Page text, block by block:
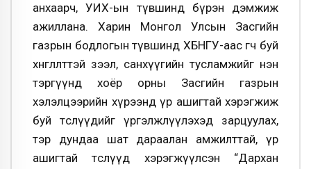
анхаарч, УИХ-ын түвшинд бүрэн дэмжиж
ажиллана. Харин Монгол Улсын Засгийн
газрын бодлогын түвшинд ХБНГУ-аас өгч буй
хөнгөлөлттэй зээл, санхүүгийн тусламжийг нэн
тэргүүнд хоёр орны Засгийн газрын
хэлэлцээрийн хүрээнд үр ашигтай хэрэгжиж
буй төслүүдийг үргэлжлүүлэхэд зарцуулах,
тэр дундаа шат дараалан амжилттай, үр
ашигтай төслүүд хэрэгжүүлсэн “Дархан